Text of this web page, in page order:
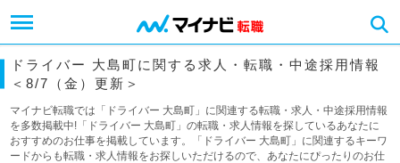
ドライバー 大島町に関する求人・転職・中途採用情報
＜8/7（金）更新＞
マイナビ転職では「ドライバー 大島町」に関連する転職・求人・中途採用情報
を多数掲載中!「ドライバー 大島町」の転職・求人情報を探しているあなたに
おすすめのお仕事を掲載しています。「ドライバー 大島町」に関連するキーワ
ードからも転職・求人情報をお探しいただけるので、あなたにぴったりのお仕